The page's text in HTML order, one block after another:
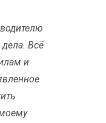
Всё
и